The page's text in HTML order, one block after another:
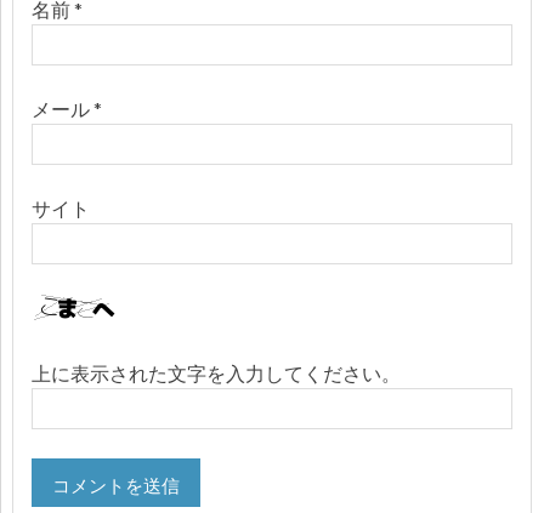
名前*
メール*
サイト
上に表示された文字を入力してください。